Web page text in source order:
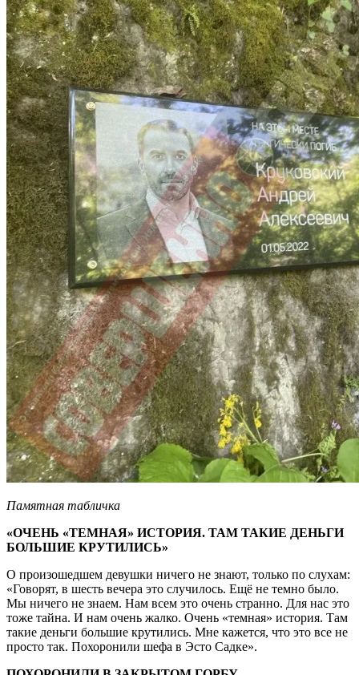
Памятная табличка
«ОЧЕНЬ «ТЕМНАЯ» ИСТОРИЯ. ТАМ ТАКИЕ ДЕНЬГИ
БОЛЬШИЕ КРУТИЛИСЬ»
О произошедшем девушки ничего не знают, только по слухам:
«Говорят, в шесть вечера это случилось. Ещё не темно было.
Мы ничего не знаем. Нам всем это очень странно. Для нас это
тоже тайна. И нам очень жалко. Очень «темная» история. Там
такие деньги большие крутились. Мне кажется, что это все не
просто так. Похоронили шефа в Эсто Садке».